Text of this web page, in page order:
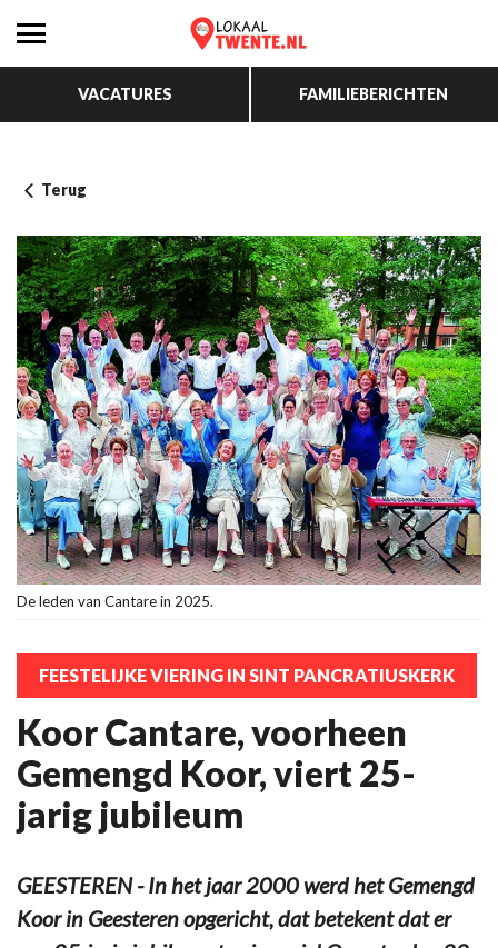
VACATURES FAMILIEBERICHTEN
Terug
De leden van Cantare in 2025.
FEESTELIJKE VIERING IN SINT PANCRATIUSKERK
Koor Cantare, voorheen
Gemengd Koor, viert 25-
jarig jubileum
GEESTEREN - In het jaar 2000 werd het Gemengd
Koor in Geesteren opgericht, dat betekent dat er